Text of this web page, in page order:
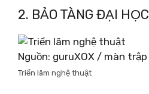
2. BẢO TÀNG ĐẠI HỌC
Nguồn: guruXOX / màn trập
Triển lãm nghệ thuật